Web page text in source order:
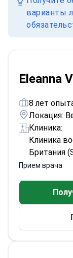
варианты
Eleanna
8 лет
Локация:
Клиника:
Клиника
Британия
Прием врача